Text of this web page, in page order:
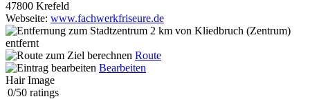
47800 Krefeld
Webseite: www.fachwerkfriseure.de
2 km von Kliedbruch (Zentrum)
entfernt
Route
Bearbeiten
Hair Image
0/50 ratings